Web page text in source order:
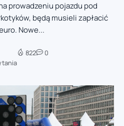
prowadzeniu pojazdu pod
będą musieli zapłacić
Nowe...
822 0